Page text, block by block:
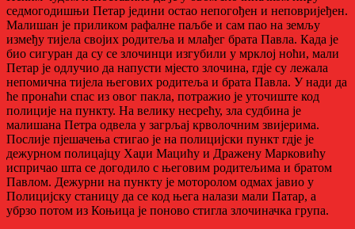
седмогодишњи Петар једини остао непогођен и неповријеђен.
Малишан је приликом рафалне паљбе и сам пао на земљу
између тијела својих родитеља и млађег брата Павла. Када је
био сигуран да су се злочинци изгубили у мрклој ноћи, мали
Петар је одлучио да напусти мјесто злочина, гдје су лежала
непомична тијела његових родитеља и брата Павла. У нади да
ће пронаћи спас из овог пакла, потражио је уточиште код
полиције на пункту. На велику несрећу, зла судбина је
малишана Петра одвела у загрљај крволочним звијерима.
Послије пјешачења стигао је на полицијски пункт гдје је
дежурном полицајцу Хаџи Мацићу и Дражену Марковићу
испричао шта се догодило с његовим родитељима и братом
Павлом. Дежурни на пункту је моторолом одмах јавио у
Полицијску станицу да се код њега налази мали Патар, а
убрзо потом из Коњица је поново стигла злочиначка група.